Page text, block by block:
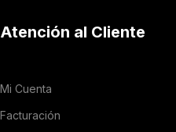
Atención al Cliente
Mi Cuenta
Facturación